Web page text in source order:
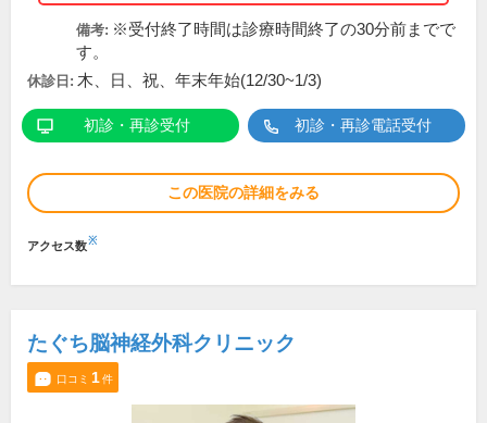
備考: ※受付終了時間は診療時間終了の30分前までで
す。
休診日: 木、日、祝、年末年始(12/30~1/3)
初診・再診受付 初診・再診電話受付
この医院の詳細をみる
アクセス数※
たぐち脳神経外科クリニック
口コミ 1件